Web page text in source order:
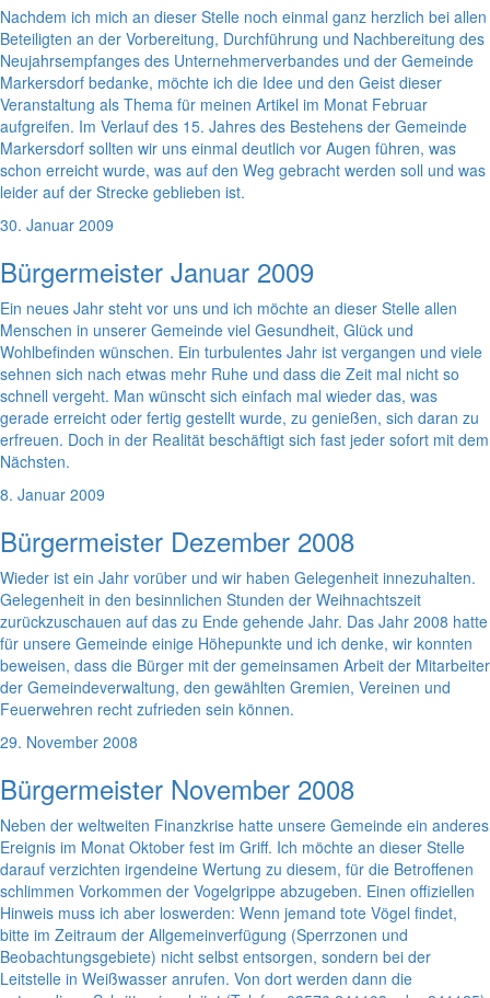
Nachdem ich mich an dieser Stelle noch einmal ganz herzlich bei allen
Beteiligten an der Vorbereitung, Durchführung und Nachbereitung des
Neujahrsempfanges des Unternehmerverbandes und der Gemeinde
Markersdorf bedanke, möchte ich die Idee und den Geist dieser
Veranstaltung als Thema für meinen Artikel im Monat Februar
aufgreifen. Im Verlauf des 15. Jahres des Bestehens der Gemeinde
Markersdorf sollten wir uns einmal deutlich vor Augen führen, was
schon erreicht wurde, was auf den Weg gebracht werden soll und was
leider auf der Strecke geblieben ist.
30. Januar 2009
Bürgermeister Januar 2009
Ein neues Jahr steht vor uns und ich möchte an dieser Stelle allen
Menschen in unserer Gemeinde viel Gesundheit, Glück und
Wohlbefinden wünschen. Ein turbulentes Jahr ist vergangen und viele
sehnen sich nach etwas mehr Ruhe und dass die Zeit mal nicht so
schnell vergeht. Man wünscht sich einfach mal wieder das, was
gerade erreicht oder fertig gestellt wurde, zu genießen, sich daran zu
erfreuen. Doch in der Realität beschäftigt sich fast jeder sofort mit dem
Nächsten.
8. Januar 2009
Bürgermeister Dezember 2008
Wieder ist ein Jahr vorüber und wir haben Gelegenheit innezuhalten.
Gelegenheit in den besinnlichen Stunden der Weihnachtszeit
zurückzuschauen auf das zu Ende gehende Jahr. Das Jahr 2008 hatte
für unsere Gemeinde einige Höhepunkte und ich denke, wir konnten
beweisen, dass die Bürger mit der gemeinsamen Arbeit der Mitarbeiter
der Gemeindeverwaltung, den gewählten Gremien, Vereinen und
Feuerwehren recht zufrieden sein können.
29. November 2008
Bürgermeister November 2008
Neben der weltweiten Finanzkrise hatte unsere Gemeinde ein anderes
Ereignis im Monat Oktober fest im Griff. Ich möchte an dieser Stelle
darauf verzichten irgendeine Wertung zu diesem, für die Betroffenen
schlimmen Vorkommen der Vogelgrippe abzugeben. Einen offiziellen
Hinweis muss ich aber loswerden: Wenn jemand tote Vögel findet,
bitte im Zeitraum der Allgemeinverfügung (Sperrzonen und
Beobachtungsgebiete) nicht selbst entsorgen, sondern bei der
Leitstelle in Weißwasser anrufen. Von dort werden dann die